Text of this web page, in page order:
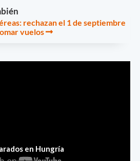
rechazan el 1 de septiembre
vuelos